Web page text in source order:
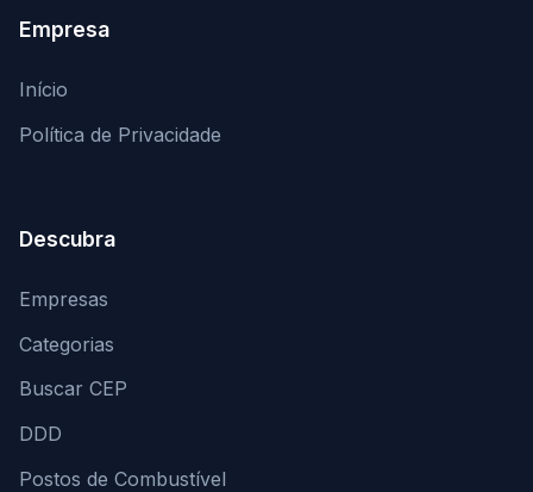
Empresa
Início
Política de Privacidade
Descubra
Empresas
Categorias
Buscar CEP
DDD
Postos de Combustível